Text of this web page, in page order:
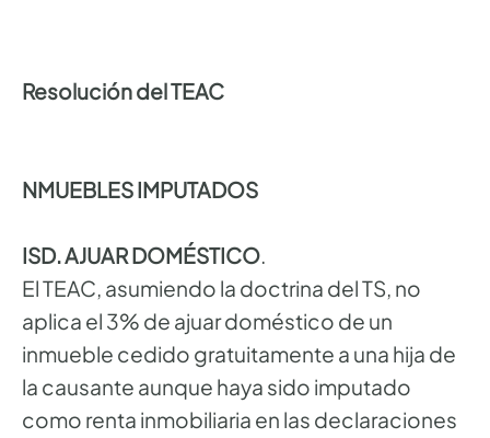
Resolución del TEAC
NMUEBLES IMPUTADOS
ISD. AJUAR DOMÉSTICO.
El TEAC, asumiendo la doctrina del TS, no
aplica el 3% de ajuar doméstico de un
inmueble cedido gratuitamente a una hija de
la causante aunque haya sido imputado
como renta inmobiliaria en las declaraciones